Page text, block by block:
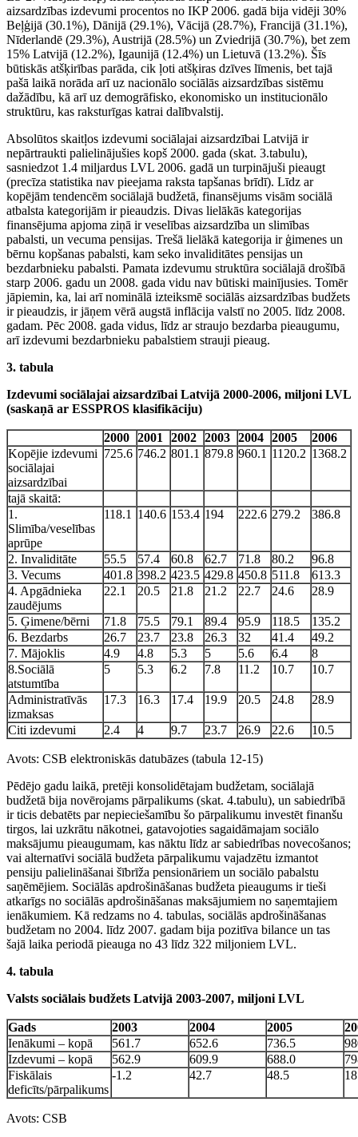
aizsardzības izdevumi procentos no IKP 2006. gadā bija vidēji 30%
Beļģijā (30.1%), Dānijā (29.1%), Vācijā (28.7%), Francijā (31.1%),
Nīderlandē (29.3%), Austrijā (28.5%) un Zviedrijā (30.7%), bet zem
15% Latvijā (12.2%), Igaunijā (12.4%) un Lietuvā (13.2%). Šīs
būtiskās atšķirības parāda, cik ļoti atšķiras dzīves līmenis, bet tajā
pašā laikā norāda arī uz nacionālo sociālās aizsardzības sistēmu
dažādību, kā arī uz demogrāfisko, ekonomisko un institucionālo
struktūru, kas raksturīgas katrai dalībvalstij.
Absolūtos skaitļos izdevumi sociālajai aizsardzībai Latvijā ir
nepārtraukti palielinājušies kopš 2000. gada (skat. 3.tabulu),
sasniedzot 1.4 miljardus LVL 2006. gadā un turpinājuši pieaugt
(precīza statistika nav pieejama raksta tapšanas brīdī). Līdz ar
kopējām tendencēm sociālajā budžetā, finansējums visām sociālā
atbalsta kategorijām ir pieaudzis. Divas lielākās kategorijas
finansējuma apjoma ziņā ir veselības aizsardzība un slimības
pabalsti, un vecuma pensijas. Trešā lielākā kategorija ir ģimenes un
bērnu kopšanas pabalsti, kam seko invaliditātes pensijas un
bezdarbnieku pabalsti. Pamata izdevumu struktūra sociālajā drošībā
starp 2006. gadu un 2008. gada vidu nav būtiski mainījusies. Tomēr
jāpiemin, ka, lai arī nominālā izteiksmē sociālās aizsardzības budžets
ir pieaudzis, ir jāņem vērā augstā inflācija valstī no 2005. līdz 2008.
gadam. Pēc 2008. gada vidus, līdz ar straujo bezdarba pieaugumu,
arī izdevumi bezdarbnieku pabalstiem strauji pieaug.
3. tabula
Izdevumi sociālajai aizsardzībai Latvijā 2000-2006, miljoni LVL
(saskaņā ar ESSPROS klasifikāciju)
2000 2001 2002 2003 2004 2005
2006
Kopējie izdevumi
sociālajai
aizsardzībai
725.6 746.2 801.1 879.8 960.1 1120.2 1368.2
tajā skaitā:
1.
Slimība/veselības
aprūpe
118.1 140.6 153.4 194 222.6 279.2 386.8
2. Invaliditāte 55.5 57.4 60.8 62.7 71.8 80.2
96.8
3. Vecums
401.8 398.2 423.5 429.8 450.8 511.8
613.3
4. Apgādnieka
zaudējums
22.1 20.5 21.8 21.2 22.7 24.6 28.9
5. Ģimene/bērni 71.8 75.5 79.1 89.4 95.9 118.5
135.2
6. Bezdarbs
26.7 23.7 23.8 26.3 32 41.4
49.2
7. Mājoklis
4.9 4.8 5.3 5 5.6 6.4
8
8.Sociālā
atstumtība
5 5.3 6.2 7.8 11.2 10.7 10.7
Administratīvās
izmaksas
17.3 16.3 17.4 19.9 20.5 24.8 28.9
Citi izdevumi 2.4 4 9.7 23.7 26.9 22.6 10.5
Avots: CSB elektroniskās datubāzes (tabula 12-15)
Pēdējo gadu laikā, pretēji konsolidētajam budžetam, sociālajā
budžetā bija novērojams pārpalikums (skat. 4.tabulu), un sabiedrībā
ir ticis debatēts par nepieciešamību šo pārpalikumu investēt finanšu
tirgos, lai uzkrātu nākotnei, gatavojoties sagaidāmajam sociālo
maksājumu pieaugumam, kas nāktu līdz ar sabiedrības novecošanos;
vai alternatīvi sociālā budžeta pārpalikumu vajadzētu izmantot
pensiju palielināšanai šībrīža pensionāriem un sociālo pabalstu
saņēmējiem. Sociālās apdrošināšanas budžeta pieaugums ir tieši
atkarīgs no sociālās apdrošināšanas maksājumiem no saņemtajiem
ienākumiem. Kā redzams no 4. tabulas, sociālās apdrošināšanas
budžetam no 2004. līdz 2007. gadam bija pozitīva bilance un tas
šajā laika periodā pieauga no 43 līdz 322 miljoniem LVL.
4. tabula
Valsts sociālais budžets Latvijā 2003-2007, miljoni LVL
Gads 2003 2004 2005
Ienākumi – kopā
561.7 652.6 736.5
Izdevumi – kopā
562.9 609.9 688.0
Fiskālais
deficīts/pārpalikums
-1.2 42.7 48.5
Avots: CSB